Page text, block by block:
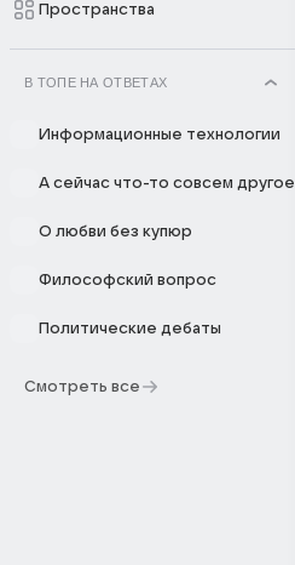
Пространства
В ТОПЕ НА ОТВЕТАХ
Информационные технологии
А сейчас что-то совсем другое
О любви без купюр
Философский вопрос
Политические дебаты
Смотреть все